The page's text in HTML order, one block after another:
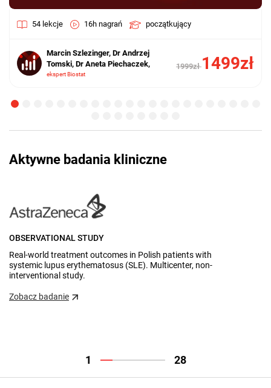
54 lekcje 16h nagrań początkujący
Marcin Szlezinger, Dr Andrzej
Tomski, Dr Aneta Piechaczek,
ekspert Biostat
1999zł1499zł
Aktywne badania kliniczne
OBSERVATIONAL STUDY
Real-world treatment outcomes in Polish patients with
systemic lupus erythematosus (SLE). Multicenter, non-
interventional study.
Zobacz badanie
1 28